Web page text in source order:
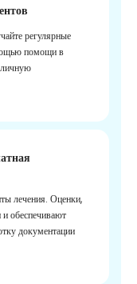
регулярные
помощи в
лечения. Оценки,
обеспечивают
документации